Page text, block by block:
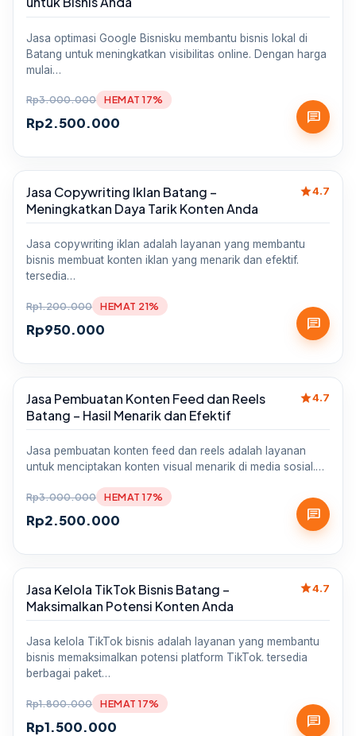
Jasa optimasi Google Bisnisku membantu bisnis lokal di
Batang untuk meningkatkan visibilitas online. Dengan harga
mulai…
Rp3.000.000
Rp2.500.000
HEMAT 17%
chat
Sale
Jasa Copywriting Iklan Batang –
Meningkatkan Daya Tarik Konten Anda
star4.7
Jasa copywriting iklan adalah layanan yang membantu
bisnis membuat konten iklan yang menarik dan efektif.
tersedia…
Rp1.200.000
Rp950.000
HEMAT 21%
chat
Sale
Jasa Pembuatan Konten Feed dan Reels
Batang – Hasil Menarik dan Efektif
star4.7
Jasa pembuatan konten feed dan reels adalah layanan
untuk menciptakan konten visual menarik di media sosial.…
Rp3.000.000
Rp2.500.000
HEMAT 17%
chat
Sale
Jasa Kelola TikTok Bisnis Batang –
Maksimalkan Potensi Konten Anda
star4.7
Jasa kelola TikTok bisnis adalah layanan yang membantu
bisnis memaksimalkan potensi platform TikTok. tersedia
berbagai paket…
Rp1.800.000
Rp1.500.000
HEMAT 17%
chat